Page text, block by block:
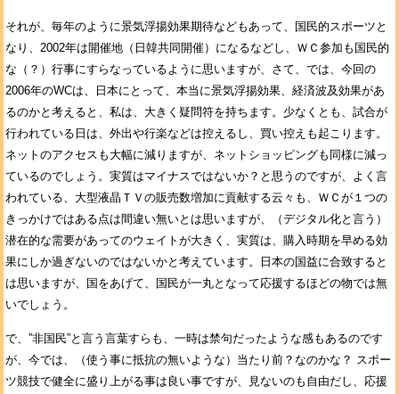
それが、毎年のように景気浮揚効果期待などもあって、国民的スポーツと
なり、2002年は開催地（日韓共同開催）になるなどし、ＷＣ参加も国民的
な（？）行事にすらなっているように思いますが、さて、では、今回の
2006年のWCは、日本にとって、本当に景気浮揚効果、経済波及効果があ
るのかと考えると、私は、大きく疑問符を持ちます。少なくとも、試合が
行われている日は、外出や行楽などは控えるし、買い控えも起こります。
ネットのアクセスも大幅に減りますが、ネットショッピングも同様に減っ
ているのでしょう。実質はマイナスではないか？と思うのですが、よく言
われている、大型液晶ＴＶの販売数増加に貢献する云々も、ＷＣが１つの
きっかけではある点は間違い無いとは思いますが、（デジタル化と言う）
潜在的な需要があってのウェイトが大きく、実質は、購入時期を早める効
果にしか過ぎないのではないかと考えています。日本の国益に合致すると
は思いますが、国をあげて、国民が一丸となって応援するほどの物では無
いでしょう。
で、”非国民”と言う言葉すらも、一時は禁句だったような感もあるのです
が、今では、（使う事に抵抗の無いような）当たり前？なのかな？ スポー
ツ競技で健全に盛り上がる事は良い事ですが、見ないのも自由だし、応援